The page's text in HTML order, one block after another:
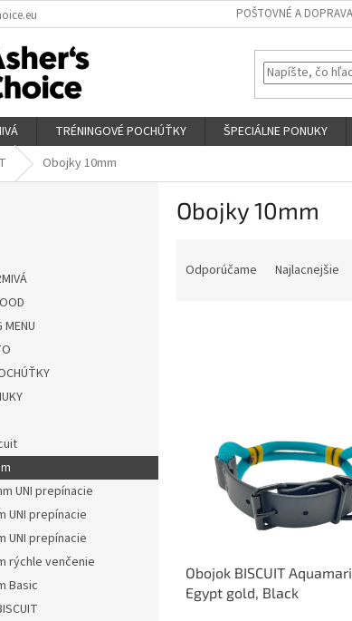
POŠTOVNÉ A DOPRAVA
TRÉNINGOVÉ POCHÚŤKY ŠPECIÁLNE PONUKY
Obojky 10mm
MENU
UNI prepínacie
UNI prepínacie
UNI prepínacie
rýchle venčenie
Basic
Obojky 10mm
Odporúčame Najlacnejšie
Obojok BISCUIT
Egypt gold, Black